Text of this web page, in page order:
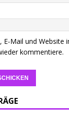
E-Mail und Website
kommentiere.